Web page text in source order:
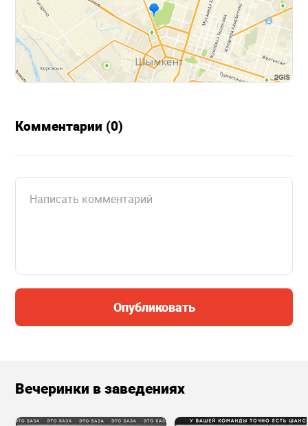
Комментарии (0)
Опубликовать
Вечеринки в заведениях